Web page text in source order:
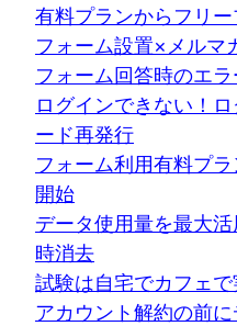
有料プランからフリ
フォーム設置×メルマ
フォーム回答時のエ
ログインできない！
ード再発行
フォーム利用有料プ
開始
データ使用量を最大
時消去
試験は自宅でカフェ
アカウント解約の前